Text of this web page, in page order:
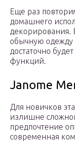
Еще раз
домашнего
декорирования.
обычную одежду
достаточно
функций.
Janome
Для новичков
излишне
предпочтение
современная